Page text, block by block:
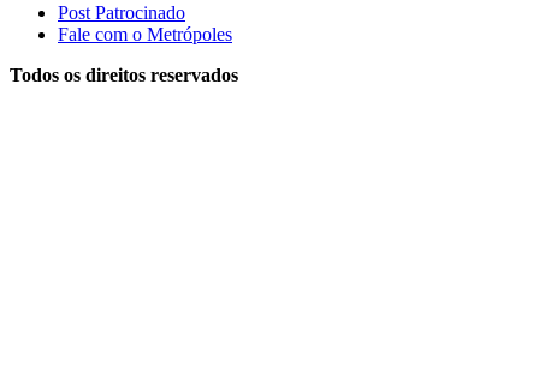
Post Patrocinado
Fale com o Metrópoles
Todos os direitos reservados